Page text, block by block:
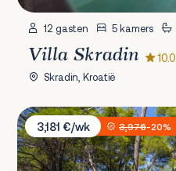
12 gasten 5 kamers
Villa Skradin 10.0
Skradin, Kroatië
Villa L'aron
3,181 €/wk
3,976-20%